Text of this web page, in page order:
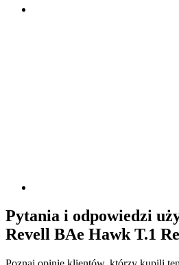
Pytania i odpowiedzi
Revell BAe Hawk T.1